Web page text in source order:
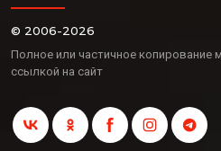
© 2006-2026
Полное или частичное копирование
ссылкой на сайт